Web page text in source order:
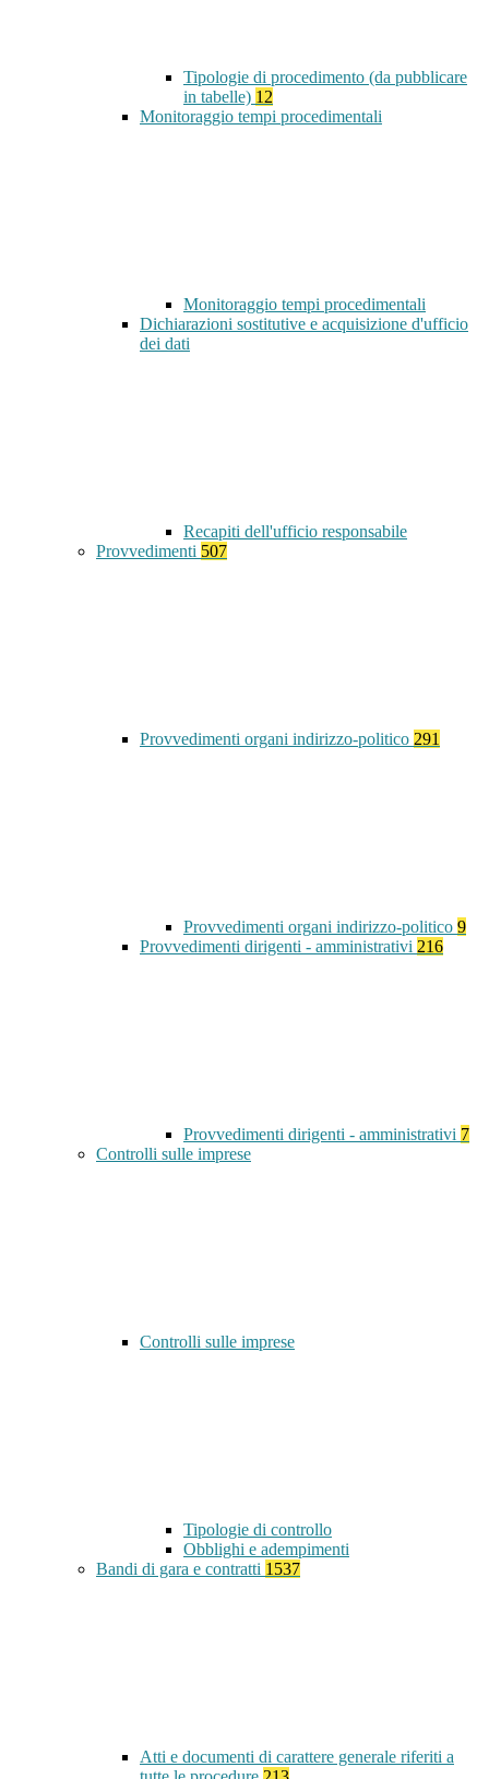
Tipologie di procedimento (da pubblicare
in tabelle) 12
Monitoraggio tempi procedimentali
Monitoraggio tempi procedimentali
Dichiarazioni sostitutive e acquisizione d'ufficio
dei dati
Recapiti dell'ufficio responsabile
Provvedimenti 507
Provvedimenti organi indirizzo-politico 291
Provvedimenti organi indirizzo-politico 9
Provvedimenti dirigenti - amministrativi 216
Provvedimenti dirigenti - amministrativi 7
Controlli sulle imprese
Controlli sulle imprese
Tipologie di controllo
Obblighi e adempimenti
Bandi di gara e contratti 1537
Atti e documenti di carattere generale riferiti a